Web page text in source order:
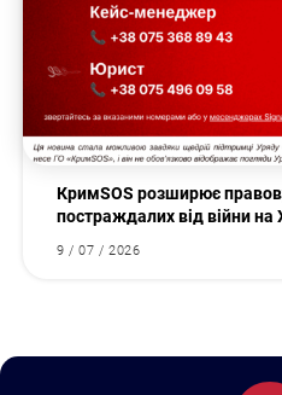
КримSOS розширює
постраждалих від війни на
9 / 07 / 2026